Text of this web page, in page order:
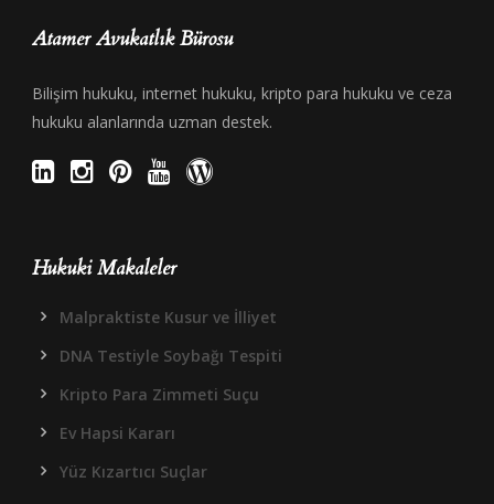
Atamer Avukatlık Bürosu
Bilişim hukuku, internet hukuku, kripto para hukuku ve ceza
hukuku alanlarında uzman destek.
Hukuki Makaleler
Malpraktiste Kusur ve İlliyet
DNA Testiyle Soybağı Tespiti
Kripto Para Zimmeti Suçu
Ev Hapsi Kararı
Yüz Kızartıcı Suçlar